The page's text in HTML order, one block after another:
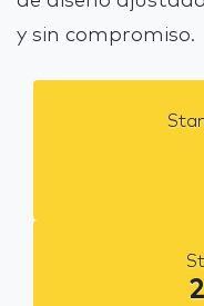
y sin compromiso.